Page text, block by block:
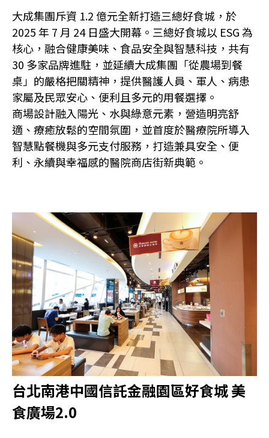
大成集團斥資 1.2 億元全新打造三總好食城，於
2025 年 7 月 24 日盛大開幕。三總好食城以 ESG 為
核心，融合健康美味、食品安全與智慧科技，共有
30 多家品牌進駐，並延續大成集團「從農場到餐
桌」的嚴格把關精神，提供醫護人員、軍人、病患
家屬及民眾安心、便利且多元的用餐選擇。
商場設計融入陽光、水與綠意元素，營造明亮舒
適、療癒放鬆的空間氛圍，並首度於醫療院所導入
智慧點餐機與多元支付服務，打造兼具安全、便
利、永續與幸福感的醫院商店街新典範。
台北南港中國信託金融園區好食城 美
食廣場2.0